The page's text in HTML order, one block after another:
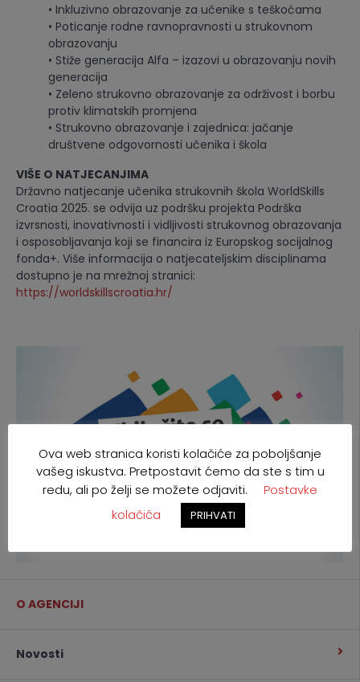
• Inkluzivno obrazovanje za učenike s teškoćama
• Poticanje rodne ravnopravnosti u strukovnom
obrazovanju
• Stiže generacija Alfa – izazovi u obrazovanju novih
generacija
• Zeleno strukovno obrazovanje za održivost i borbu
protiv klimatskih promjena
• Strukovno obrazovanje i zajednica: jačanje
društvene odgovornosti učenika i škola
VIŠE O NATJECANJIMA
Državno natjecanje učenika strukovnih škola WorldSkills
Croatia 2025. se odvija uz podršku projekta Podrška
izvrsnosti, inovativnosti i vidljivosti strukovnog obrazovanja
i osposobljavanja koji se financira iz Europskog socijalnog
fonda+. Više informacija o natjecateljskim disciplinama
dostupno je na mrežnoj stranici:
https://worldskillscroatia.hr/
O AGENCIJI
Novosti
Ova web stranica koristi kolačiće za poboljšanje
vašeg iskustva. Pretpostavit ćemo da ste s tim u
redu, ali po želji se možete odjaviti.
Postavke
kolačića
PRIHVATI